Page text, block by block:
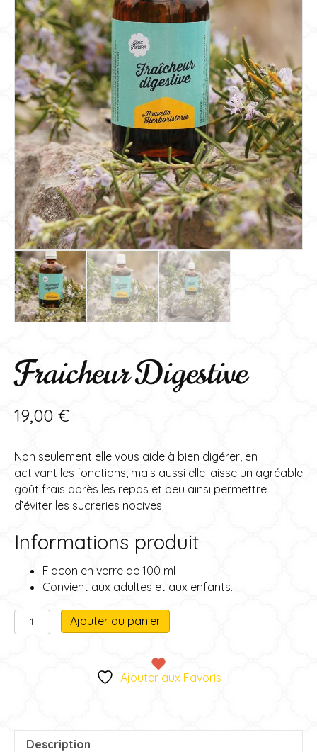
Fraicheur Digestive
19,00 €
Non seulement elle vous aide à bien digérer, en
activant les fonctions, mais aussi elle laisse un agréable
goût frais après les repas et peu ainsi permettre
d’éviter les sucreries nocives !
Informations produit
Flacon en verre de 100 ml
Convient aux adultes et aux enfants.
quantité
de
Ajouter au panier
l
r
t
Ajouter aux Favoris
Description